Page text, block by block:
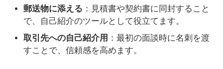
郵送物に添える ：見積書や契約書に同封すること
で、自己紹介のツールとして役立てます。
取引先への自己紹介用 ：最初の面談時に名刺を渡
すことで、信頼感を高めます。